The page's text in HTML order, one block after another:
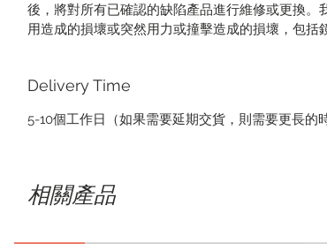
後，將對所有已確認的缺陷產品進行維修或更換。
用造成的損壞或突然用力或撞擊造成的損壞，包括
Delivery Time
5-10個工作日（如果需要延期交貨，則需要更長的
相關產品